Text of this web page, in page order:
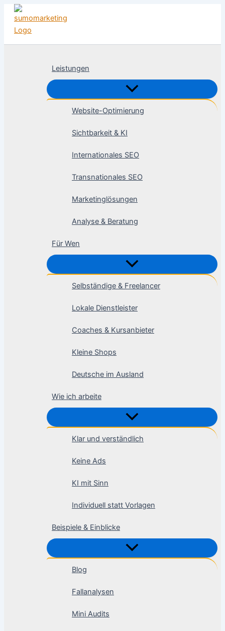
Zum
Inhalt
springen
Leistungen
Website-Optimierung
Sichtbarkeit & KI
Internationales SEO
Transnationales SEO
Marketinglösungen
Analyse & Beratung
Für Wen
Selbständige & Freelancer
Lokale Dienstleister
Coaches & Kursanbieter
Kleine Shops
Deutsche im Ausland
Wie ich arbeite
Klar und verständlich
Keine Ads
KI mit Sinn
Individuell statt Vorlagen
Beispiele & Einblicke
Blog
Fallanalysen
Mini Audits